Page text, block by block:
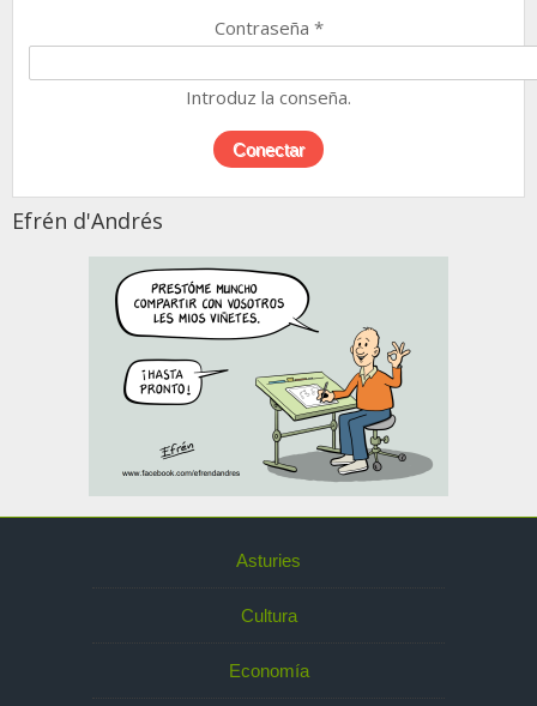
Contraseña *
Introduz la conseña.
Efrén d'Andrés
Asturies
Cultura
Economía